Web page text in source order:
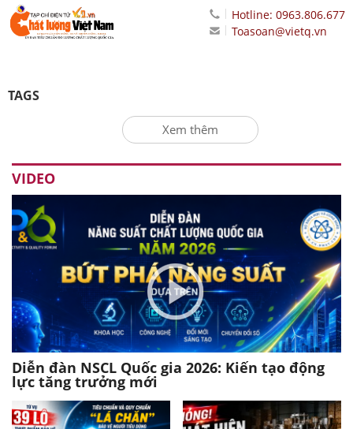
Hotline: 0963.806.677
Toasoan@vietq.vn
TAGS
Xem thêm
VIDEO
Diễn đàn NSCL Quốc gia 2026: Kiến tạo động
lực tăng trưởng mới